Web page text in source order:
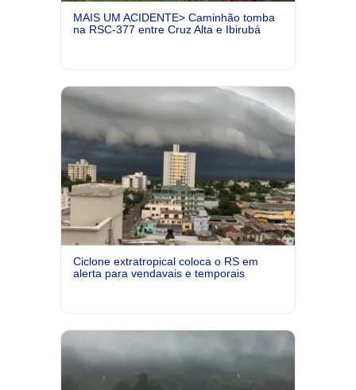
MAIS UM ACIDENTE> Caminhão tomba
na RSC-377 entre Cruz Alta e Ibirubá
Ciclone extratropical coloca o RS em
alerta para vendavais e temporais